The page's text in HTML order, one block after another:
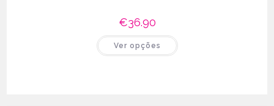
€36.90
Ver opções
product